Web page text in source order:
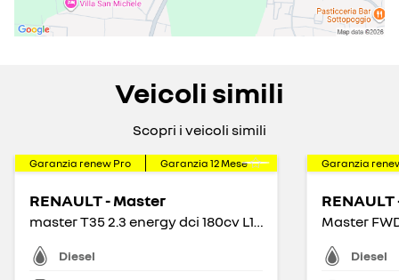
Veicoli simili
Scopri i veicoli simili
Garanzia renew Pro Garanzia 12Mese
RENAULT - Master
master T35 2.3 energy dci 180cv L1H2 Ice Plus QS
Diesel
Garanzia
Diesel